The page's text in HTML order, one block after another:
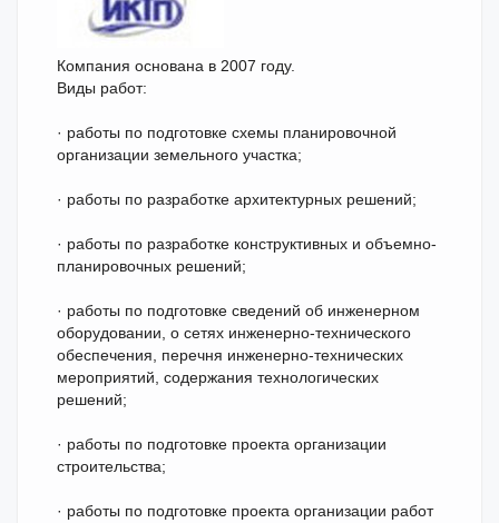
Компания основана в 2007 году.
Виды работ:
· работы по подготовке схемы планировочной
организации земельного участка;
· работы по разработке архитектурных решений;
· работы по разработке конструктивных и объемно-
планировочных решений;
· работы по подготовке сведений об инженерном
оборудовании, о сетях инженерно-технического
обеспечения, перечня инженерно-технических
мероприятий, содержания технологических
решений;
· работы по подготовке проекта организации
строительства;
· работы по подготовке проекта организации работ